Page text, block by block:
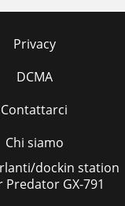
Privacy
DCMA
Contattarci
Chi siamo
dockin station
Predator GX-791